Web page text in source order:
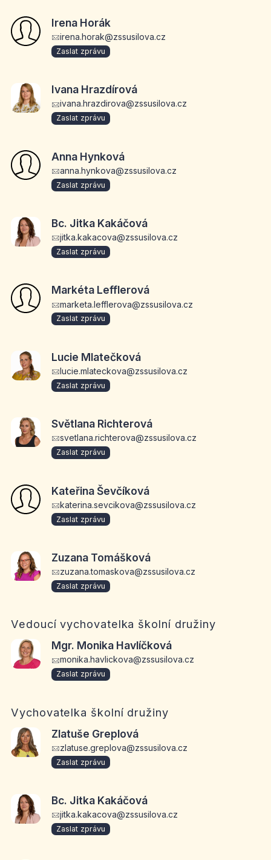
Irena Horák
irena.horak@zssusilova.cz
Zaslat zprávu
Ivana Hrazdírová
ivana.hrazdirova@zssusilova.cz
Zaslat zprávu
Anna Hynková
anna.hynkova@zssusilova.cz
Zaslat zprávu
Bc. Jitka Kakáčová
jitka.kakacova@zssusilova.cz
Zaslat zprávu
Markéta Lefflerová
marketa.lefflerova@zssusilova.cz
Zaslat zprávu
Lucie Mlatečková
lucie.mlateckova@zssusilova.cz
Zaslat zprávu
Světlana Richterová
svetlana.richterova@zssusilova.cz
Zaslat zprávu
Kateřina Ševčíková
katerina.sevcikova@zssusilova.cz
Zaslat zprávu
Zuzana Tomášková
zuzana.tomaskova@zssusilova.cz
Zaslat zprávu
Vedoucí vychovatelka školní družiny
Mgr. Monika Havlíčková
monika.havlickova@zssusilova.cz
Zaslat zprávu
Vychovatelka školní družiny
Zlatuše Greplová
zlatuse.greplova@zssusilova.cz
Zaslat zprávu
Bc. Jitka Kakáčová
jitka.kakacova@zssusilova.cz
Zaslat zprávu